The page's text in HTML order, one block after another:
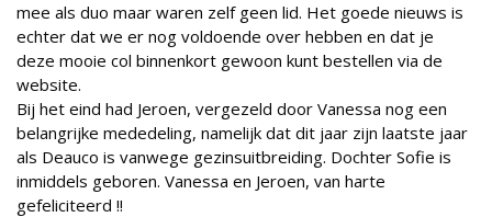
mee als duo maar waren zelf geen lid. Het goede nieuws is
echter dat we er nog voldoende over hebben en dat je
deze mooie col binnenkort gewoon kunt bestellen via de
website.
Bij het eind had Jeroen, vergezeld door Vanessa nog een
belangrijke mededeling, namelijk dat dit jaar zijn laatste jaar
als Deauco is vanwege gezinsuitbreiding. Dochter Sofie is
inmiddels geboren. Vanessa en Jeroen, van harte
gefeliciteerd !!